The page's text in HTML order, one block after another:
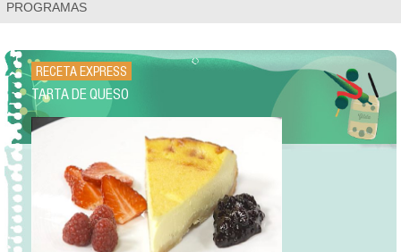
PROGRAMAS
RECETA EXPRESS
TARTA DE QUESO